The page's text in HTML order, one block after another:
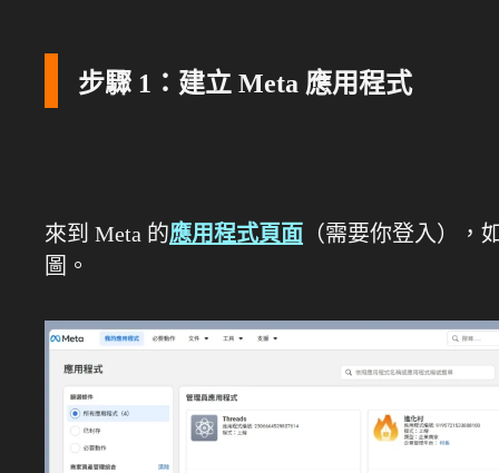
步驟 1：建立 Meta 應用程式
來到 Meta 的應用程式頁面 （需要你登入），
圖。